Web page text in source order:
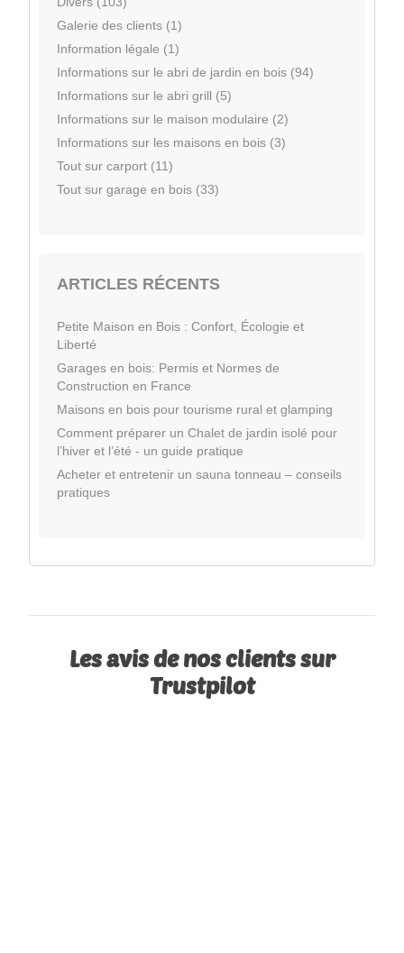
Galerie des clients (1)
Information légale (1)
Informations sur le abri de jardin en bois (94)
Informations sur le abri grill (5)
Informations sur le maison modulaire (2)
Informations sur les maisons en bois (3)
Tout sur carport (11)
Tout sur garage en bois (33)
ARTICLES RÉCENTS
Petite Maison en Bois : Confort, Écologie et
Liberté
Garages en bois: Permis et Normes de
Construction en France
Maisons en bois pour tourisme rural et glamping
Comment préparer un Chalet de jardin isolé pour
l’hiver et l’été - un guide pratique
Acheter et entretenir un sauna tonneau – conseils
pratiques
Les avis de nos clients sur
Trustpilot